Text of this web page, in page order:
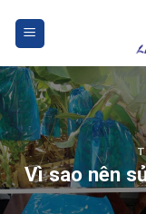
Vì sao nên